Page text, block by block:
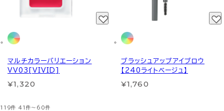
マルチカラーバリエーション
VV03[VIVID]
¥1,320
ブラッシュアップアイブロウ
【240ライトベージュ】
¥1,760
119件 41件～60件